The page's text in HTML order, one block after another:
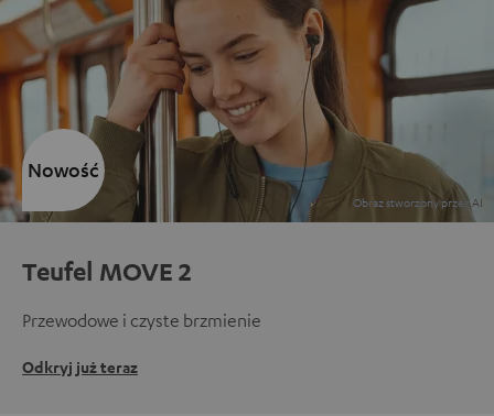
Teufel MOVE 2
Przewodowe i czyste brzmienie
Odkryj już teraz
Nowość